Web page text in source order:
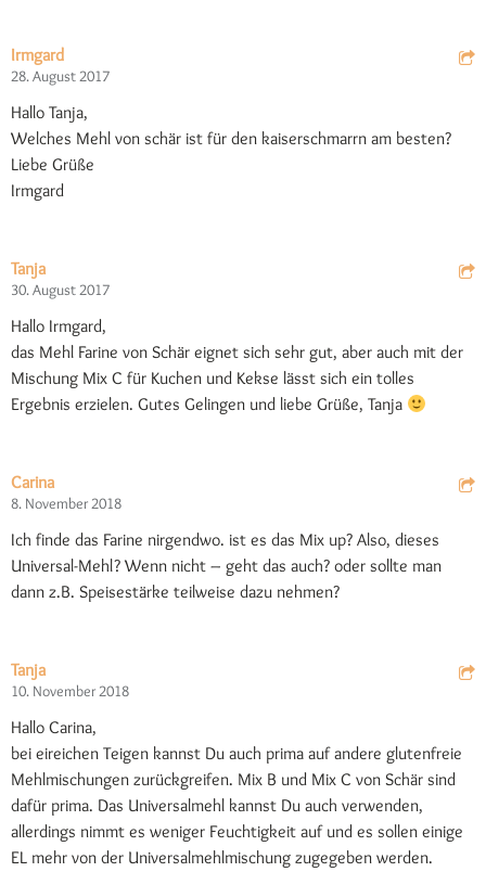
Irmgard
28. August 2017
Hallo Tanja,
Welches Mehl von schär ist für den kaiserschmarrn am besten?
Liebe Grüße
Irmgard
Tanja
30. August 2017
Hallo Irmgard,
das Mehl Farine von Schär eignet sich sehr gut, aber auch mit der
Mischung Mix C für Kuchen und Kekse lässt sich ein tolles
Ergebnis erzielen. Gutes Gelingen und liebe Grüße, Tanja
Carina
8. November 2018
Ich finde das Farine nirgendwo. ist es das Mix up? Also, dieses
Universal-Mehl? Wenn nicht – geht das auch? oder sollte man
dann z.B. Speisestärke teilweise dazu nehmen?
Tanja
10. November 2018
Hallo Carina,
bei eireichen Teigen kannst Du auch prima auf andere glutenfreie
Mehlmischungen zurückgreifen. Mix B und Mix C von Schär sind
dafür prima. Das Universalmehl kannst Du auch verwenden,
allerdings nimmt es weniger Feuchtigkeit auf und es sollen einige
EL mehr von der Universalmehlmischung zugegeben werden.